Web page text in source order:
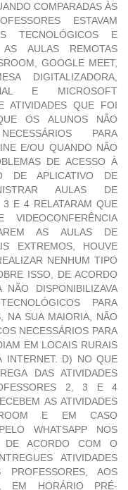
COMPARADAS ÀS
ESTAVAM
TECNOLÓGICOS E
AS AULAS REMOTAS
GOOGLE MEET,
DIGITALIZADORA,
E MICROSOFT
ATIVIDADES QUE FOI
OS ALUNOS NÃO
PARA
E/OU QUANDO NÃO
DE ACESSO À
DE APLICATIVO DE
AULAS DE
3 E 4 RELATARAM QUE
AS AULAS DE
EXTREMOS, HOUVE
NENHUM TIPO
ISSO, DE ACORDO
DISPONIBILIZAVA
PARA
NA SUA MAIORIA, NÃO
NECESSÁRIOS PARA
EM LOCAIS RURAIS
INTERNET. D) NO QUE
DAS ATIVIDADES
2, 3 E 4
AS ATIVIDADES
E EM CASO
WHATSAPP NOS
DE ACORDO COM O
ATIVIDADES
PROFESSORES, AOS
EM HORÁRIO PRÉ-